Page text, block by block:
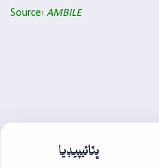
Source: AMBILE
ڀٽائيپيڊيا